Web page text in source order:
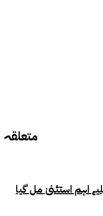
متعلقہ
اہم استثنیٰ مل گیا